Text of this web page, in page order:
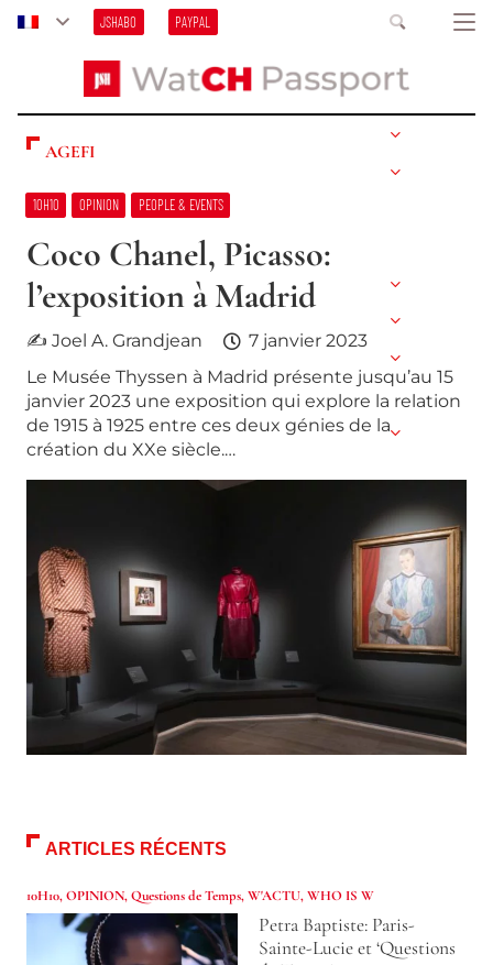
JSHABO PAYPAL
AGEFI
10H10 OPINION PEOPLE & EVENTS
Coco Chanel, Picasso:
l’exposition à Madrid
✍ Joel A. Grandjean
7 janvier 2023
Le Musée Thyssen à Madrid présente jusqu’au 15
janvier 2023 une exposition qui explore la relation
de 1915 à 1925 entre ces deux génies de la
création du XXe siècle.…
ARTICLES RÉCENTS
10H10,OPINION,Questions de Temps,W'ACTU,WHO IS W
Petra Baptiste: Paris-
Sainte-Lucie et ‘Questions